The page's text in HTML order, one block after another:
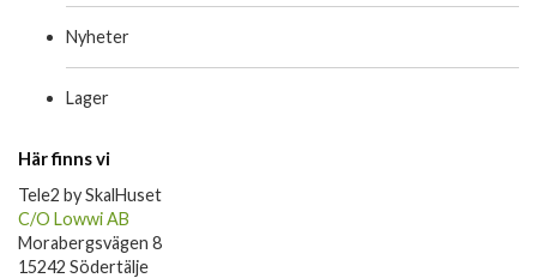
Nyheter
Lager
Här finns vi
Tele2 by SkalHuset
C/O Lowwi AB
Morabergsvägen 8
15242 Södertälje